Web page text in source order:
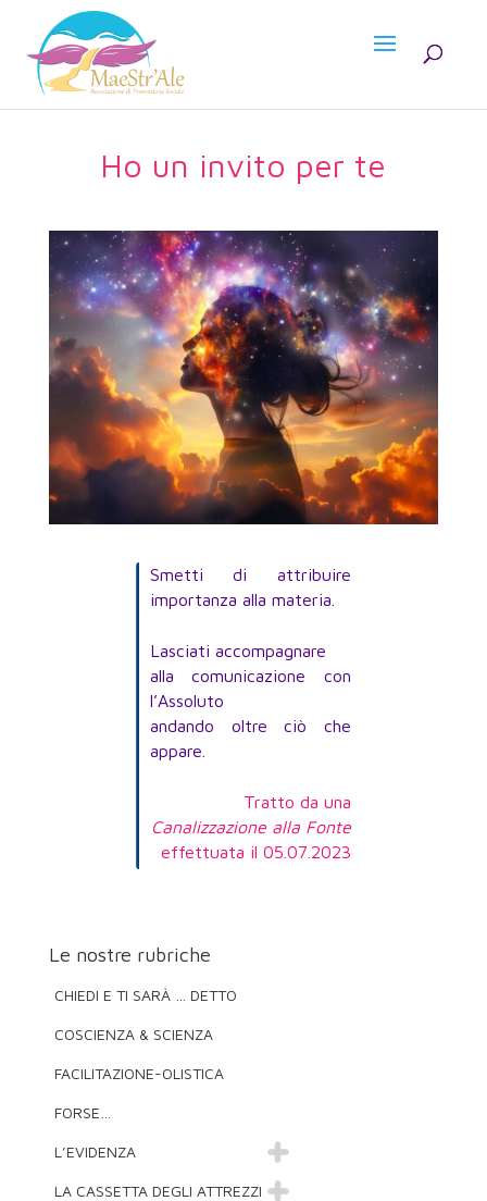
Ho un invito per te
Smetti di attribuire
importanza alla materia.
Lasciati accompagnare
alla comunicazione con
l’Assoluto
andando oltre ciò che
appare.
Tratto da una
Canalizzazione alla Fonte
effettuata il 05.07.2023
Le nostre rubriche
CHIEDI E TI SARÀ … DETTO
COSCIENZA & SCIENZA
FACILITAZIONE-OLISTICA
FORSE…
L’EVIDENZA
LA CASSETTA DEGLI ATTREZZI